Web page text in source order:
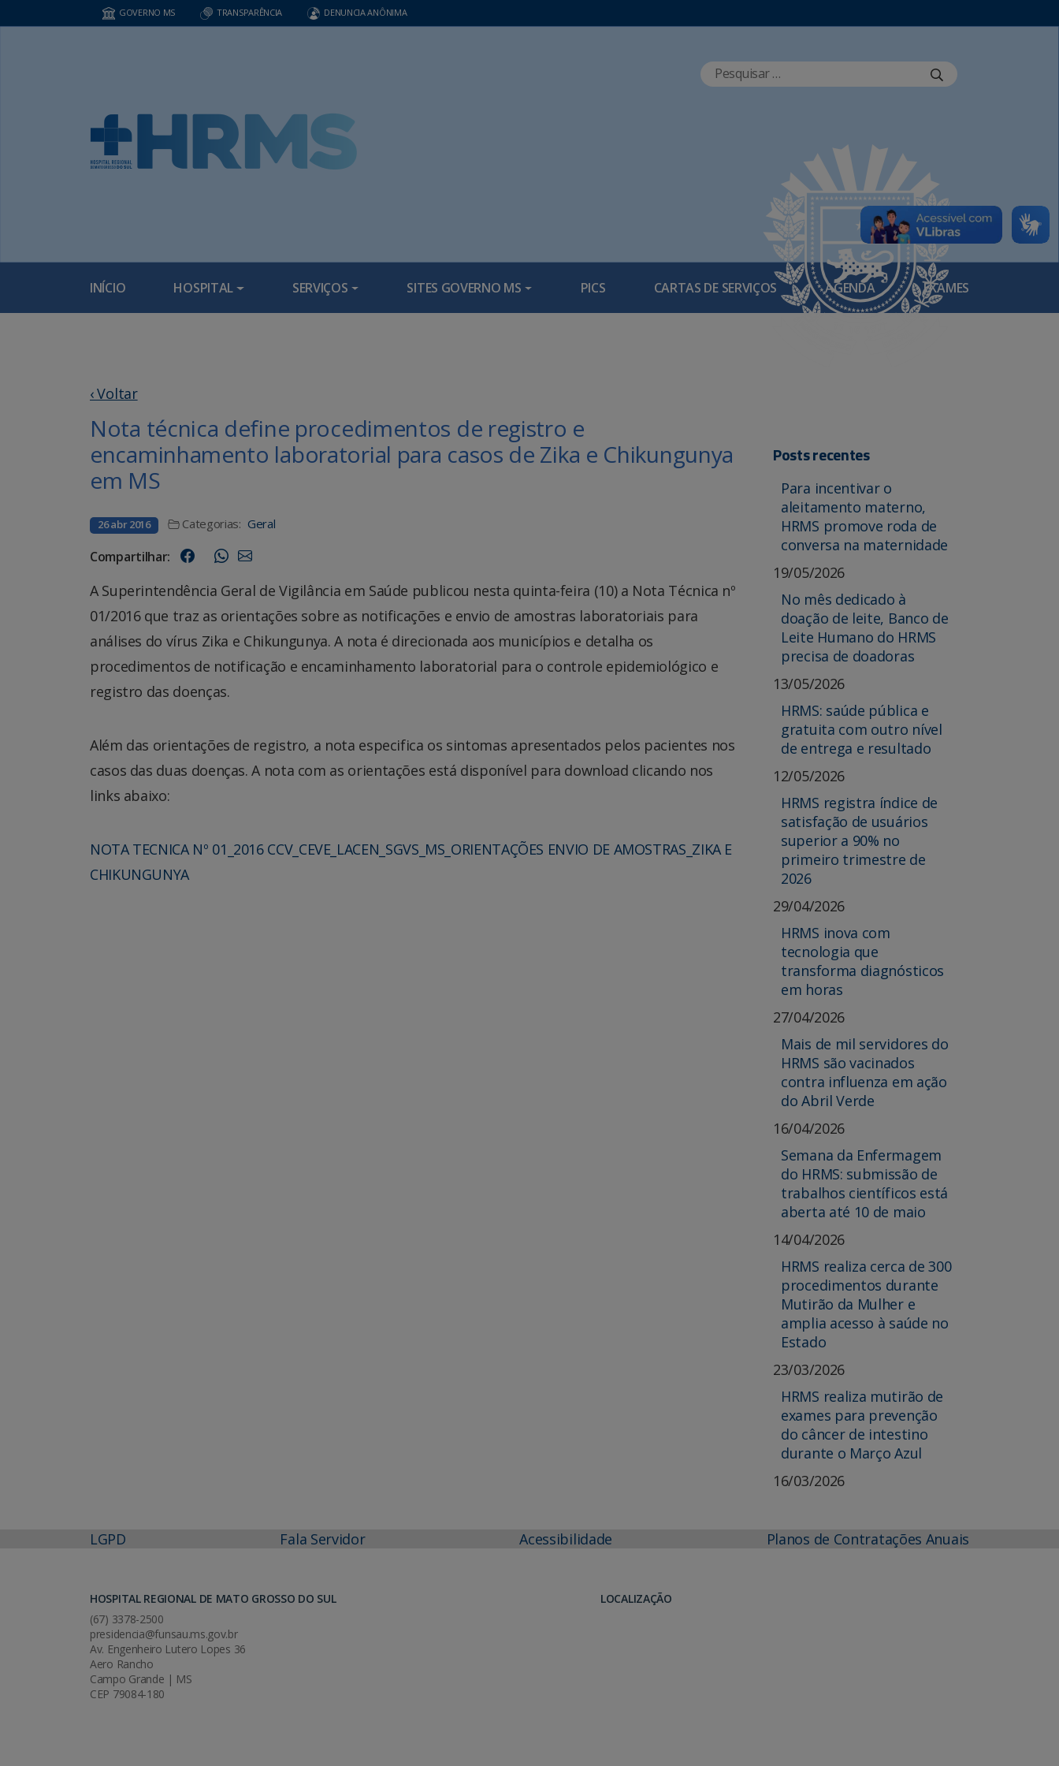
GOVERNO MS TRANSPARÊNCIA DENUNCIA ANÔNIMA
INÍCIO HOSPITAL SERVIÇOS SITES GOVERNO MS PICS CARTAS DE SERVIÇOS AGENDA EXAMES
‹ Voltar
Nota técnica define procedimentos de registro e
encaminhamento laboratorial para casos de Zika e Chikungunya
em MS
26 abr 2016 Categorias: Geral
Compartilhar:
A Superintendência Geral de Vigilância em Saúde publicou nesta quinta-feira (10) a Nota Técnica nº
01/2016 que traz as orientações sobre as notificações e envio de amostras laboratoriais para
análises do vírus Zika e Chikungunya. A nota é direcionada aos municípios e detalha os
procedimentos de notificação e encaminhamento laboratorial para o controle epidemiológico e
registro das doenças.
Além das orientações de registro, a nota especifica os sintomas apresentados pelos pacientes nos
casos das duas doenças. A nota com as orientações está disponível para download clicando nos
links abaixo:
NOTA TECNICA Nº 01_2016 CCV_CEVE_LACEN_SGVS_MS_ORIENTAÇÕES ENVIO DE AMOSTRAS_ZIKA E
CHIKUNGUNYA
Posts recentes
Para incentivar o
aleitamento materno,
HRMS promove roda de
conversa na maternidade
19/05/2026
No mês dedicado à
doação de leite, Banco de
Leite Humano do HRMS
precisa de doadoras
13/05/2026
HRMS: saúde pública e
gratuita com outro nível
de entrega e resultado
12/05/2026
HRMS registra índice de
satisfação de usuários
superior a 90% no
primeiro trimestre de
2026
29/04/2026
HRMS inova com
tecnologia que
transforma diagnósticos
em horas
27/04/2026
Mais de mil servidores do
HRMS são vacinados
contra influenza em ação
do Abril Verde
16/04/2026
Semana da Enfermagem
do HRMS: submissão de
trabalhos científicos está
aberta até 10 de maio
14/04/2026
HRMS realiza cerca de 300
procedimentos durante
Mutirão da Mulher e
amplia acesso à saúde no
Estado
23/03/2026
HRMS realiza mutirão de
exames para prevenção
do câncer de intestino
durante o Março Azul
16/03/2026
LGPD Fala Servidor Acessibilidade Planos de Contratações Anuais
HOSPITAL REGIONAL DE MATO GROSSO DO SUL
(67) 3378-2500
presidencia@funsau.ms.gov.br
Av. Engenheiro Lutero Lopes 36
Aero Rancho
Campo Grande | MS
CEP 79084-180
LOCALIZAÇÃO